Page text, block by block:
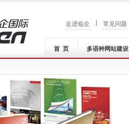
走进临企 常见问题
首 页 多语种网站建设